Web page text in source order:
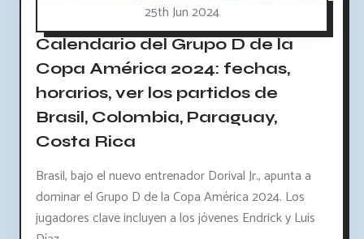
25th Jun 2024
Calendario del Grupo D de la
Copa América 2024: fechas,
horarios, ver los partidos de
Brasil, Colombia, Paraguay,
Costa Rica
Brasil, bajo el nuevo entrenador Dorival Jr., apunta a
dominar el Grupo D de la Copa América 2024. Los
jugadores clave incluyen a los jóvenes Endrick y Luis